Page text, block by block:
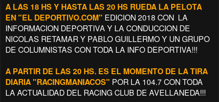
A LAS 18 HS Y HASTA LAS 20 HS RUEDA LA PELOTA
EN "EL DEPORTIVO.COM" EDICION 2018 CON LA
INFORMACION DEPORTIVA Y LA CONDUCCION DE
NICOLAS RETAMAR Y PABLO GUILLERMO Y UN GRUPO
DE COLUMNISTAS CON TODA LA INFO DEPORTIVA!!!
A PARTIR DE LAS 20 HS. ES EL MOMENTO DE LA TIRA
DIARIA "RACINGMANIACOS" POR LA 104.7 CON TODA
LA ACTUALIDAD DEL RACING CLUB DE AVELLANEDA!!!